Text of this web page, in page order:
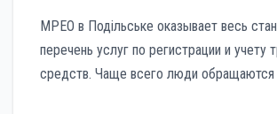
МРЕО в Подільське оказывает весь
перечень услуг по регистрации и учету
средств. Чаще всего люди обращаются